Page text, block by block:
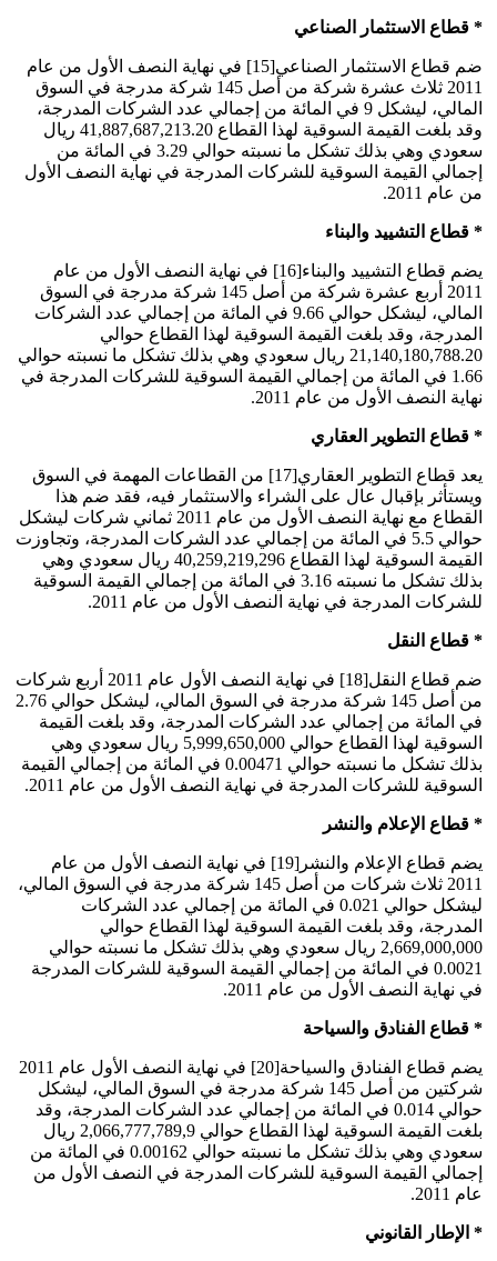
* قطاع الاستثمار الصناعي
ضم قطاع الاستثمار الصناعي[15] في نهاية النصف الأول من عام
2011 ثلاث عشرة شركة من أصل 145 شركة مدرجة في السوق
المالي، ليشكل 9 في المائة من إجمالي عدد الشركات المدرجة،
وقد بلغت القيمة السوقية لهذا القطاع 41,887,687,213.20 ريال
سعودي وهي بذلك تشكل ما نسبته حوالي 3.29 في المائة من
إجمالي القيمة السوقية للشركات المدرجة في نهاية النصف الأول
من عام 2011.
* قطاع التشييد والبناء
يضم قطاع التشييد والبناء[16] في نهاية النصف الأول من عام
2011 أربع عشرة شركة من أصل 145 شركة مدرجة في السوق
المالي، ليشكل حوالي 9.66 في المائة من إجمالي عدد الشركات
المدرجة، وقد بلغت القيمة السوقية لهذا القطاع حوالي
21,140,180,788.20 ريال سعودي وهي بذلك تشكل ما نسبته حوالي
1.66 في المائة من إجمالي القيمة السوقية للشركات المدرجة في
نهاية النصف الأول من عام 2011.
* قطاع التطوير العقاري
يعد قطاع التطوير العقاري[17] من القطاعات المهمة في السوق
ويستأثر بإقبال عال على الشراء والاستثمار فيه، فقد ضم هذا
القطاع مع نهاية النصف الأول من عام 2011 ثماني شركات ليشكل
حوالي 5.5 في المائة من إجمالي عدد الشركات المدرجة، وتجاوزت
القيمة السوقية لهذا القطاع 40,259,219,296 ريال سعودي وهي
بذلك تشكل ما نسبته 3.16 في المائة من إجمالي القيمة السوقية
للشركات المدرجة في نهاية النصف الأول من عام 2011.
* قطاع النقل
ضم قطاع النقل[18] في نهاية النصف الأول عام 2011 أربع شركات
من أصل 145 شركة مدرجة في السوق المالي، ليشكل حوالي 2.76
في المائة من إجمالي عدد الشركات المدرجة، وقد بلغت القيمة
السوقية لهذا القطاع حوالي 5,999,650,000 ريال سعودي وهي
بذلك تشكل ما نسبته حوالي 0.00471 في المائة من إجمالي القيمة
السوقية للشركات المدرجة في نهاية النصف الأول من عام 2011.
* قطاع الإعلام والنشر
يضم قطاع الإعلام والنشر[19] في نهاية النصف الأول من عام
2011 ثلاث شركات من أصل 145 شركة مدرجة في السوق المالي،
ليشكل حوالي 0.021 في المائة من إجمالي عدد الشركات
المدرجة، وقد بلغت القيمة السوقية لهذا القطاع حوالي
2,669,000,000 ريال سعودي وهي بذلك تشكل ما نسبته حوالي
0.0021 في المائة من إجمالي القيمة السوقية للشركات المدرجة
في نهاية النصف الأول من عام 2011.
* قطاع الفنادق والسياحة
يضم قطاع الفنادق والسياحة[20] في نهاية النصف الأول عام 2011
شركتين من أصل 145 شركة مدرجة في السوق المالي، ليشكل
حوالي 0.014 في المائة من إجمالي عدد الشركات المدرجة، وقد
بلغت القيمة السوقية لهذا القطاع حوالي 2,066,777,789,9 ريال
سعودي وهي بذلك تشكل ما نسبته حوالي 0.00162 في المائة من
إجمالي القيمة السوقية للشركات المدرجة في النصف الأول من
عام 2011.
* الإطار القانوني